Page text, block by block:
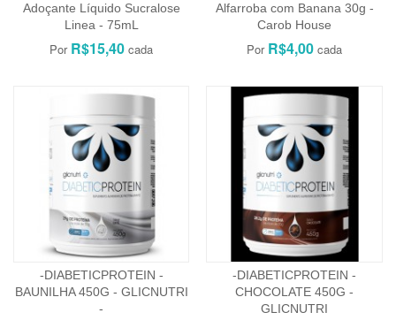
Adoçante Líquido Sucralose
Linea - 75mL
R$15,40
Alfarroba com Banana 30g -
Carob House
R$4,00
-DIABETICPROTEIN -
BAUNILHA 450G - GLICNUTRI
-
-DIABETICPROTEIN -
CHOCOLATE 450G -
GLICNUTRI